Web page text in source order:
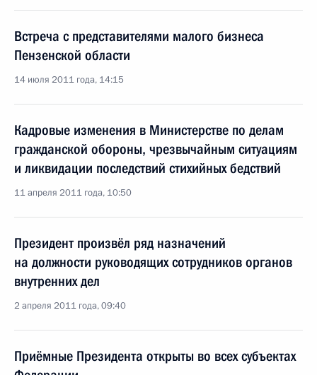
Встреча с представителями малого бизнеса
Пензенской области
14 июля 2011 года, 14:15
Кадровые изменения в Министерстве по делам
гражданской обороны, чрезвычайным ситуациям
и ликвидации последствий стихийных бедствий
11 апреля 2011 года, 10:50
Президент произвёл ряд назначений
на должности руководящих сотрудников органов
внутренних дел
2 апреля 2011 года, 09:40
Приёмные Президента открыты во всех субъектах